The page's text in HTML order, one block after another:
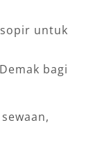
untuk
bagi